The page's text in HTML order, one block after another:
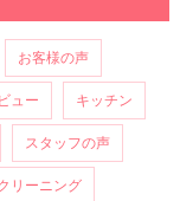
お客様の声
ュー キッチン
スタッフの声
リーニング